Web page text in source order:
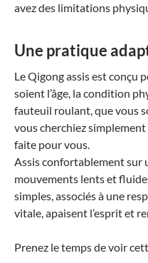
avez des limitations
Une pratique
Le Qigong assis est conçu
soient l’âge, la condition
fauteuil roulant, que vous
vous cherchiez
faite pour vous.
Assis confortablement sur
mouvements lents et
simples, associés à une
vitale, apaisent l’esprit et
Prenez le temps de voir